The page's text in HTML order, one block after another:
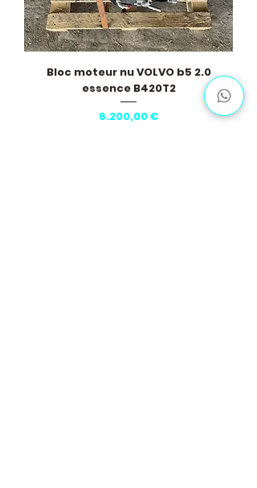
Bloc moteur nu VOLVO b5 2.0
essence B420T2
Pris
6.200,00 €